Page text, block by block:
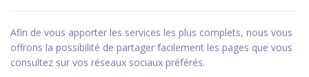
Afin de vous apporter les services les plus complets, nous vous
offrons la possibilité de partager facilement les pages que vous
consultez sur vos réseaux sociaux préférés.